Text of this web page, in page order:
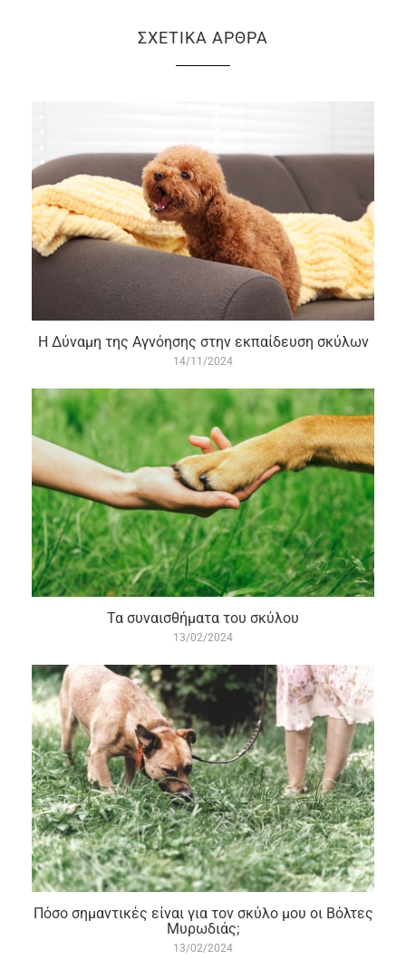
ΣΧΕΤΙΚΆ ΆΡΘΡΑ
Η Δύναμη της Αγνόησης στην εκπαίδευση σκύλων
14/11/2024
Τα συναισθήματα του σκύλου
13/02/2024
Πόσο σημαντικές είναι για τον σκύλο μου οι Βόλτες
Μυρωδιάς;
13/02/2024